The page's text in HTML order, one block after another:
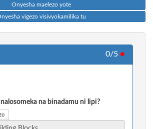
Onyesha maelezo yote
vigezo visivyokamilika tu
0/5 ●
na binadamu ni lipi?